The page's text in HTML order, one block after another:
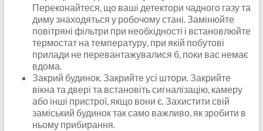
Переконайтеся, що ваші детектори чадного газу та
диму знаходяться у робочому стані. Замінюйте
повітряні фільтри при необхідності і встановлюйте
термостат на температуру, при якій побутові
прилади не перевантажувалися б, поки вас немає
вдома.
Закрий будинок. Закрийте усі штори. Закрийте
вікна та двері та встановіть сигналізацію, камеру
або інші пристрої, якщо вони є. Захистити свій
заміський будинок так само важливо, як зробити в
ньому прибирання.